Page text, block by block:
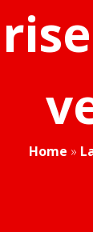
Home »